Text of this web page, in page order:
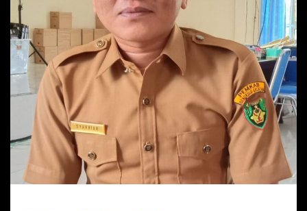
R
o
d
a
L
y
a
k